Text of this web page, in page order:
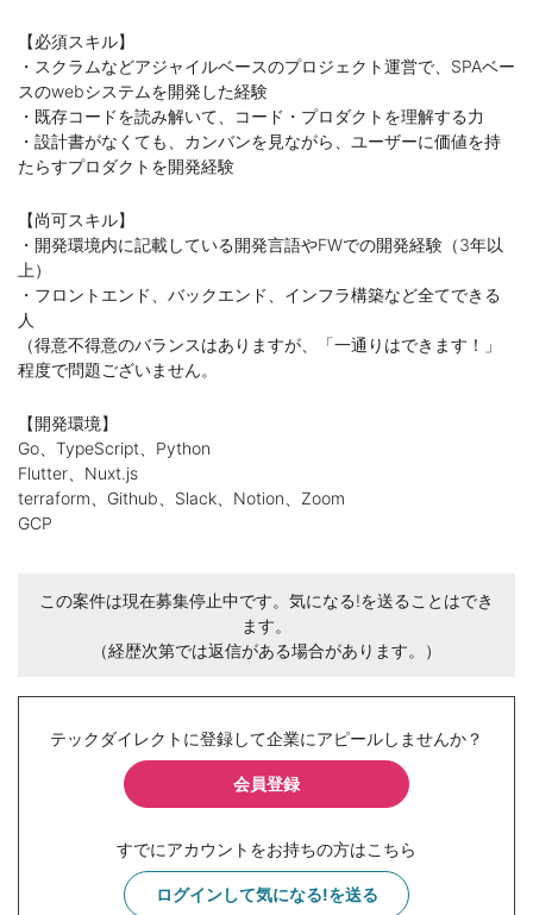
【必須スキル】
・スクラムなどアジャイルベースのプロジェクト運営で、SPAベー
スのwebシステムを開発した経験
・既存コードを読み解いて、コード・プロダクトを理解する力
・設計書がなくても、カンバンを見ながら、ユーザーに価値を持
たらすプロダクトを開発経験
【尚可スキル】
・開発環境内に記載している開発言語やFWでの開発経験（3年以
上）
・フロントエンド、バックエンド、インフラ構築など全てできる
人
（得意不得意のバランスはありますが、「一通りはできます！」
程度で問題ございません。
【開発環境】
Go、TypeScript、Python
Flutter、Nuxt.js
terraform、Github、Slack、Notion、Zoom
GCP
この案件は現在募集停止中です。気になる!を送ることはでき
ます。
（経歴次第では返信がある場合があります。）
テックダイレクトに登録して企業にアピールしませんか？
会員登録
すでにアカウントをお持ちの方はこちら
ログインして気になる!を送る